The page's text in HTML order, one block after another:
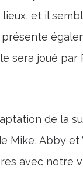
et il
sera joué
de la
Mike, Abby
avec notre